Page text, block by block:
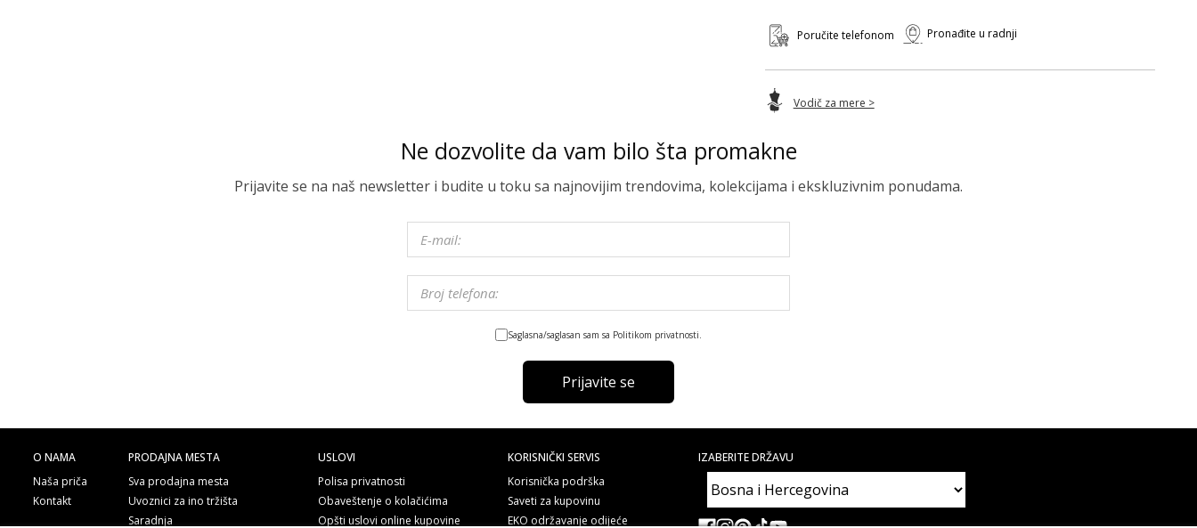
Poručite telefonom Pronađite u radnji
Vodič za mere >
Ne dozvolite da vam bilo šta promakne
Prijavite se na naš newsletter i budite u toku sa najnovijim trendovima, kolekcijama i ekskluzivnim ponudama.
Saglasna/saglasan sam sa Politikom privatnosti.
Prijavite se
O NAMA
Naša priča
Kontakt
PRODAJNA MESTA
Sva prodajna mesta
Uvoznici za ino tržišta
Saradnja
USLOVI
Polisa privatnosti
Obaveštenje o kolačićima
Opšti uslovi online kupovine
KORISNIČKI SERVIS
Korisnička podrška
Saveti za kupovinu
EKO održavanje odijeće
IZABERITE DRŽAVU